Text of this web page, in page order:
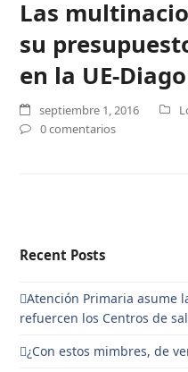
Las
su
en la UE-
septiembre 1, 2016
0 comentarios
Recent Posts
Atención Primaria asume
refuercen los Centros de
¿Con estos mimbres, de